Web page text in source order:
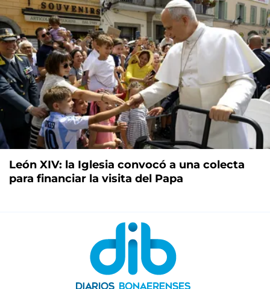
León XIV: la Iglesia convocó a una colecta
para financiar la visita del Papa